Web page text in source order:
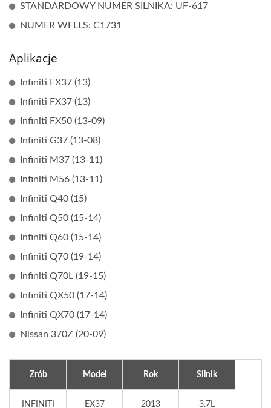
STANDARDOWY NUMER SILNIKA: UF-617
NUMER WELLS: C1731
Aplikacje
Infiniti EX37 (13)
Infiniti FX37 (13)
Infiniti FX50 (13-09)
Infiniti G37 (13-08)
Infiniti M37 (13-11)
Infiniti M56 (13-11)
Infiniti Q40 (15)
Infiniti Q50 (15-14)
Infiniti Q60 (15-14)
Infiniti Q70 (19-14)
Infiniti Q70L (19-15)
Infiniti QX50 (17-14)
Infiniti QX70 (17-14)
Nissan 370Z (20-09)
Zrób Model Rok Silnik
INFINITI EX37 2013 3.7L